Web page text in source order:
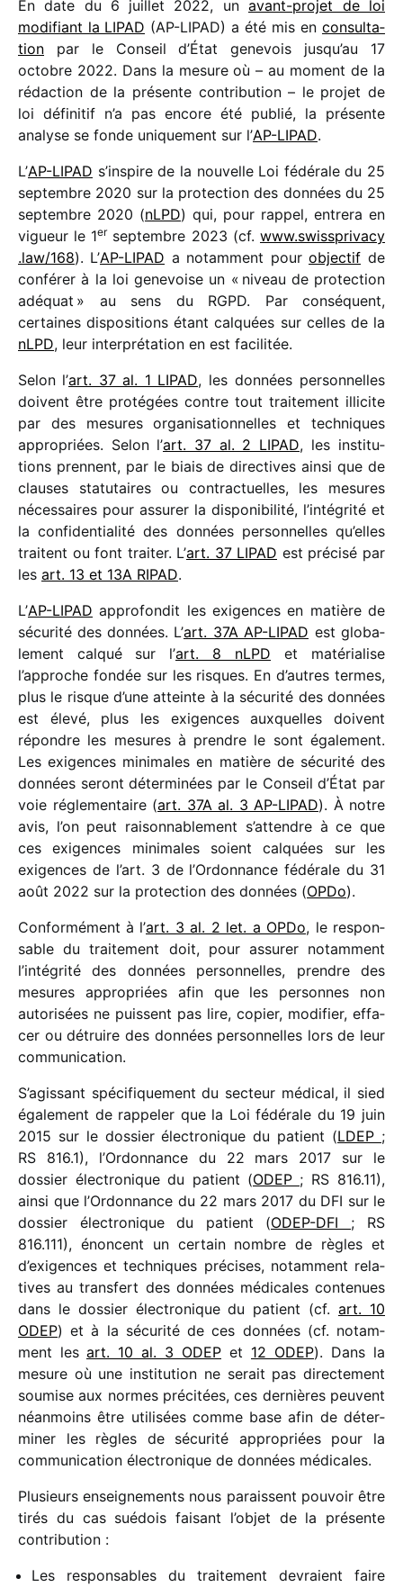
En date du 6 juillet 2022, un avant-projet de loi
modi­fiant la LIPAD (AP-LIPAD) a été mis en consul­ta­
tion par le Conseil d’État gene­vois jusqu’au 17
octobre 2022. Dans la mesure où – au moment de la
rédac­tion de la présente contri­bu­tion – le projet de
loi défi­ni­tif n’a pas encore été publié, la présente
analyse se fonde unique­ment sur l’AP-LIPAD.
L’AP-LIPAD s’inspire de la nouvelle Loi fédé­rale du 25
septembre 2020 sur la protec­tion des données du 25
septembre 2020 (nLPD) qui, pour rappel, entrera en
vigueur le 1erseptembre 2023 (cf. www​.swiss​pri​vacy​
.law/​168). L’AP-LIPAD a notam­ment pour objec­tif de
confé­rer à la loi gene­voise un « niveau de protec­tion
adéquat » au sens du RGPD. Par consé­quent,
certaines dispo­si­tions étant calquées sur celles de la
nLPD, leur inter­pré­ta­tion en est facilitée.
Selon l’art. 37 al. 1 LIPAD, les données person­nelles
doivent être proté­gées contre tout trai­te­ment illi­cite
par des mesures orga­ni­sa­tion­nelles et tech­niques
appro­priées. Selon l’art. 37 al. 2 LIPAD, les insti­tu­
tions prennent, par le biais de direc­tives ainsi que de
clauses statu­taires ou contrac­tuelles, les mesures
néces­saires pour assu­rer la dispo­ni­bi­lité, l’intégrité et
la confi­den­tia­lité des données person­nelles qu’elles
traitent ou font trai­ter. L’art. 37 LIPAD est précisé par
les art. 13 et 13A RIPAD.
L’AP-LIPAD appro­fon­dit les exigences en matière de
sécu­rité des données. L’art. 37A AP-LIPAD est globa­
le­ment calqué sur l’art. 8 nLPD et maté­ria­lise
l’approche fondée sur les risques. En d’autres termes,
plus le risque d’une atteinte à la sécu­rité des données
est élevé, plus les exigences auxquelles doivent
répondre les mesures à prendre le sont égale­ment.
Les exigences mini­males en matière de sécu­rité des
données seront déter­mi­nées par le Conseil d’État par
voie régle­men­taire (art. 37A al. 3 AP-LIPAD). À notre
avis, l’on peut raison­na­ble­ment s’attendre à ce que
ces exigences mini­males soient calquées sur les
exigences de l’art. 3 de l’Ordonnance fédé­rale du 31
août 2022 sur la protec­tion des données (OPDo).
Conformément à l’art. 3 al. 2 let. a OPDo, le respon­
sable du trai­te­ment doit, pour assu­rer notam­ment
l’intégrité des données person­nelles, prendre des
mesures appro­priées afin que les personnes non
auto­ri­sées ne puissent pas lire, copier, modi­fier, effa­
cer ou détruire des données person­nelles lors de leur
communication.
S’agissant spéci­fi­que­ment du secteur médi­cal, il sied
égale­ment de rappe­ler que la Loi fédé­rale du 19 juin
2015 sur le dossier élec­tro­nique du patient (LDEP ;
RS 816.1), l’Ordonnance du 22 mars 2017 sur le
dossier élec­tro­nique du patient (ODEP ; RS 816.11),
ainsi que l’Ordonnance du 22 mars 2017 du DFI sur le
dossier élec­tro­nique du patient (ODEP-DFI ; RS
816.111), énoncent un certain nombre de règles et
d’exigences et tech­niques précises, notam­ment rela­
tives au trans­fert des données médi­cales conte­nues
dans le dossier élec­tro­nique du patient (cf. art. 10
ODEP) et à la sécu­rité de ces données (cf. notam­
ment les art. 10 al. 3 ODEP et 12 ODEP). Dans la
mesure où une insti­tu­tion ne serait pas direc­te­ment
soumise aux normes préci­tées, ces dernières peuvent
néan­moins être utili­sées comme base afin de déter­
mi­ner les règles de sécu­rité appro­priées pour la
commu­ni­ca­tion élec­tro­nique de données médicales.
Plusieurs ensei­gne­ments nous paraissent pouvoir être
tirés du cas suédois faisant l’objet de la présente
contribution :
Les respon­sables du trai­te­ment devraient faire